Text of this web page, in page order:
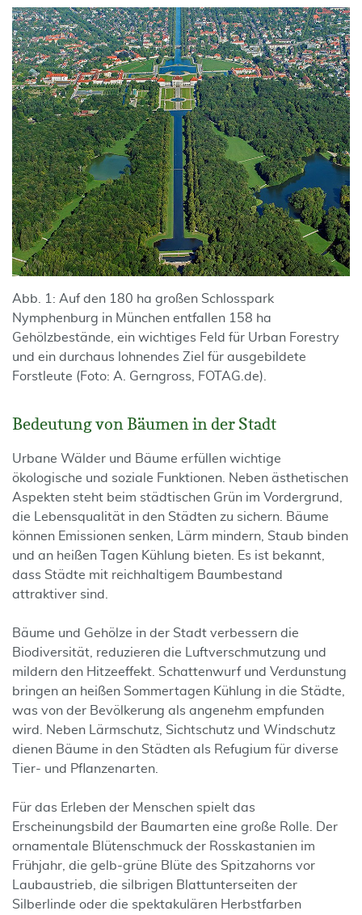
Abb. 1: Auf den 180 ha großen Schlosspark
Nymphenburg in München entfallen 158 ha
Gehölzbestände, ein wichtiges Feld für Urban Forestry
und ein durchaus lohnendes Ziel für ausgebildete
Forstleute (Foto: A. Gerngross, FOTAG.de).
Bedeutung von Bäumen in der Stadt
Urbane Wälder und Bäume erfüllen wichtige
ökologische und soziale Funktionen. Neben ästhetischen
Aspekten steht beim städtischen Grün im Vordergrund,
die Lebensqualität in den Städten zu sichern. Bäume
können Emissionen senken, Lärm mindern, Staub binden
und an heißen Tagen Kühlung bieten. Es ist bekannt,
dass Städte mit reichhaltigem Baumbestand
attraktiver sind.
Bäume und Gehölze in der Stadt verbessern die
Biodiversität, reduzieren die Luftverschmutzung und
mildern den Hitzeeffekt. Schattenwurf und Verdunstung
bringen an heißen Sommertagen Kühlung in die Städte,
was von der Bevölkerung als angenehm empfunden
wird. Neben Lärmschutz, Sichtschutz und Windschutz
dienen Bäume in den Städten als Refugium für diverse
Tier- und Pflanzenarten.
Für das Erleben der Menschen spielt das
Erscheinungsbild der Baumarten eine große Rolle. Der
ornamentale Blütenschmuck der Rosskastanien im
Frühjahr, die gelb-grüne Blüte des Spitzahorns vor
Laubaustrieb, die silbrigen Blattunterseiten der
Silberlinde oder die spektakulären Herbstfarben